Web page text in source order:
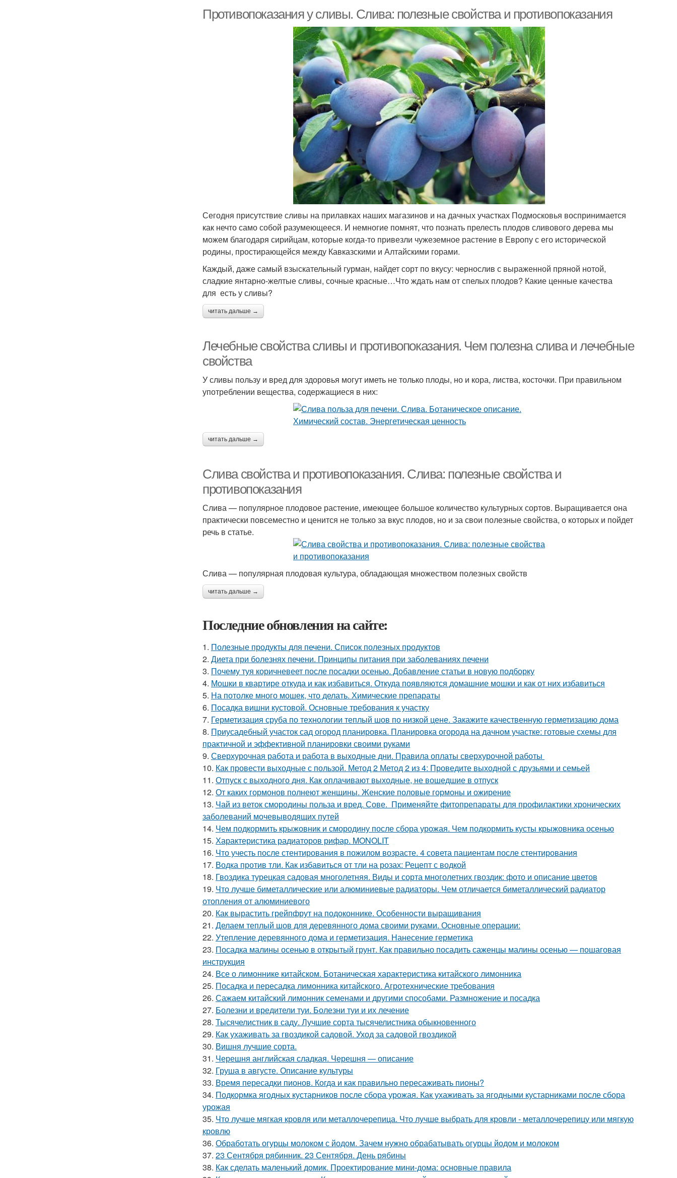
Противопоказания у сливы. Слива: полезные свойства и противопоказания
Сегодня присутствие сливы на прилавках наших магазинов и на дачных участках Подмосковья воспринимается
как нечто само собой разумеющееся. И немногие помнят, что познать прелесть плодов сливового дерева мы
можем благодаря сирийцам, которые когда-то привезли чужеземное растение в Европу с его исторической
родины, простирающейся между Кавказскими и Алтайскими горами.
Каждый, даже самый взыскательный гурман, найдет сорт по вкусу: чернослив с выраженной пряной нотой,
сладкие янтарно-желтые сливы, сочные красные…Что ждать нам от спелых плодов? Какие ценные качества
для есть у сливы?
читать дальше →
Лечебные свойства сливы и противопоказания. Чем полезна слива и лечебные
свойства
У сливы пользу и вред для здоровья могут иметь не только плоды, но и кора, листва, косточки. При правильном
употреблении вещества, содержащиеся в них:
читать дальше →
Слива свойства и противопоказания. Слива: полезные свойства и
противопоказания
Слива — популярное плодовое растение, имеющее большое количество культурных сортов. Выращивается она
практически повсеместно и ценится не только за вкус плодов, но и за свои полезные свойства, о которых и пойдет
речь в статье.
Слива — популярная плодовая культура, обладающая множеством полезных свойств
читать дальше →
Последние обновления на сайте:
1. Полезные продукты для печени. Список полезных продуктов
2. Диета при болезнях печени. Принципы питания при заболеваниях печени
3. Почему туя коричневеет после посадки осенью. Добавление статьи в новую подборку
4. Мошки в квартире откуда и как избавиться. Откуда появляются домашние мошки и как от них избавиться
5. На потолке много мошек, что делать. Химические препараты
6. Посадка вишни кустовой. Основные требования к участку
7. Герметизация сруба по технологии теплый шов по низкой цене. Закажите качественную герметизацию дома
8. Приусадебный участок сад огород планировка. Планировка огорода на дачном участке: готовые схемы для
практичной и эффективной планировки своими руками
9. Сверхурочная работа и работа в выходные дни. Правила оплаты сверхурочной работы
10. Как провести выходные с пользой. Метод 2 Метод 2 из 4: Проведите выходной с друзьями и семьей
11. Отпуск с выходного дня. Как оплачивают выходные, не вошедшие в отпуск
12. От каких гормонов полнеют женщины. Женские половые гормоны и ожирение
13. Чай из веток смородины польза и вред. Сове. Применяйте фитопрепараты для профилактики хронических
заболеваний мочевыводящих путей
14. Чем подкормить крыжовник и смородину после сбора урожая. Чем подкормить кусты крыжовника осенью
15. Характеристика радиаторов рифар. MONOLIT
16. Что учесть после стентирования в пожилом возрасте. 4 совета пациентам после стентирования
17. Водка против тли. Как избавиться от тли на розах: Рецепт с водкой
18. Гвоздика турецкая садовая многолетняя. Виды и сорта многолетних гвоздик: фото и описание цветов
19. Что лучше биметаллические или алюминиевые радиаторы. Чем отличается биметаллический радиатор
отопления от алюминиевого
20. Как вырастить грейпфрут на подоконнике. Особенности выращивания
21. Делаем теплый шов для деревянного дома своими руками. Основные операции:
22. Утепление деревянного дома и герметизация. Нанесение герметика
23. Посадка малины осенью в открытый грунт. Как правильно посадить саженцы малины осенью — пошаговая
инструкция
24. Все о лимоннике китайском. Ботаническая характеристика китайского лимонника
25. Посадка и пересадка лимонника китайского. Агротехнические требования
26. Сажаем китайский лимонник семенами и другими способами. Размножение и посадка
27. Болезни и вредители туи. Болезни туи и их лечение
28. Тысячелистник в саду. Лучшие сорта тысячелистника обыкновенного
29. Как ухаживать за гвоздикой садовой. Уход за садовой гвоздикой
30. Вишня лучшие сорта.
31. Черешня английская сладкая. Черешня — описание
32. Груша в августе. Описание культуры
33. Время пересадки пионов. Когда и как правильно пересаживать пионы?
34. Подкормка ягодных кустарников после сбора урожая. Как ухаживать за ягодными кустарниками после сбора
урожая
35. Что лучше мягкая кровля или металлочерепица. Что лучше выбрать для кровли - металлочерепицу или мягкую
кровлю
36. Обработать огурцы молоком с йодом. Зачем нужно обрабатывать огурцы йодом и молоком
37. 23 Сентября рябинник. 23 Сентября. День рябины
38. Как сделать маленький домик. Проектирование мини-дома: основные правила